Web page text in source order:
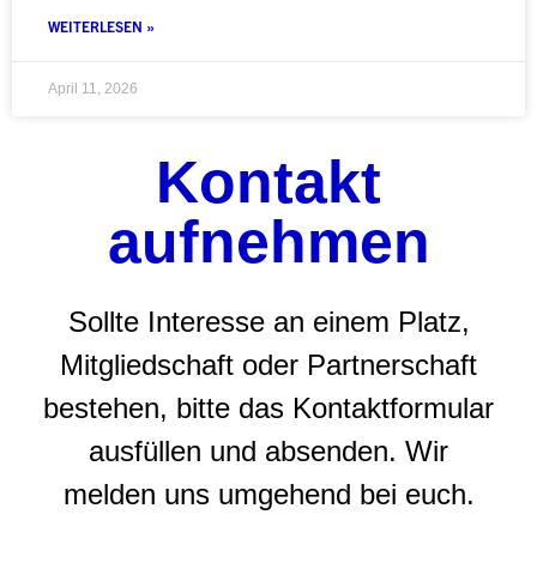
WEITERLESEN »
April 11, 2026
Kontakt
aufnehmen
Sollte Interesse an einem Platz,
Mitgliedschaft oder Partnerschaft
bestehen, bitte das Kontaktformular
ausfüllen und absenden. Wir
melden uns umgehend bei euch.